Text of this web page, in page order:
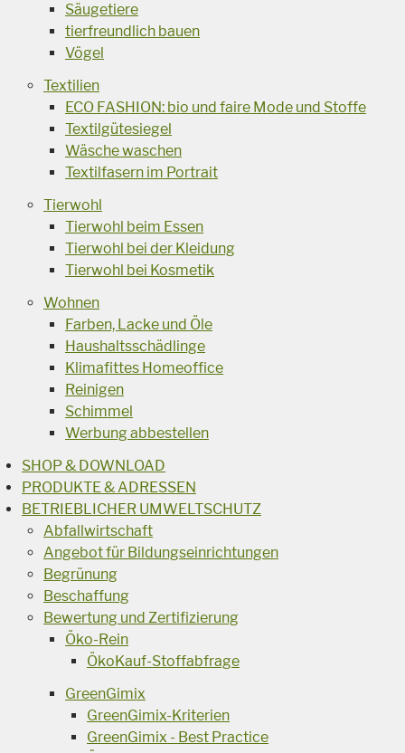
Säugetiere
tierfreundlich bauen
Vögel
Textilien
ECO FASHION: bio und faire Mode und Stoffe
Textilgütesiegel
Wäsche waschen
Textilfasern im Portrait
Tierwohl
Tierwohl beim Essen
Tierwohl bei der Kleidung
Tierwohl bei Kosmetik
Wohnen
Farben, Lacke und Öle
Haushaltsschädlinge
Klimafittes Homeoffice
Reinigen
Schimmel
Werbung abbestellen
SHOP & DOWNLOAD
PRODUKTE & ADRESSEN
BETRIEBLICHER UMWELTSCHUTZ
Abfallwirtschaft
Angebot für Bildungseinrichtungen
Begrünung
Beschaffung
Bewertung und Zertifizierung
Öko-Rein
ÖkoKauf-Stoffabfrage
GreenGimix
GreenGimix-Kriterien
GreenGimix - Best Practice